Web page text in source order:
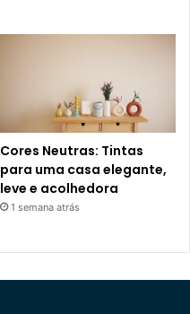
Cores Neutras: Tintas
para uma casa elegante,
leve e acolhedora
1 semana atrás